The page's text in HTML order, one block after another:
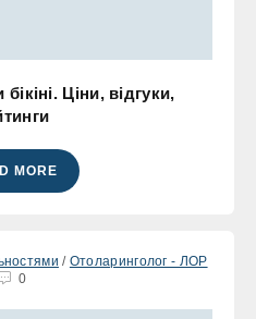
Ціни, відгуки,
MORE
/ Отоларинголог - ЛОР
0